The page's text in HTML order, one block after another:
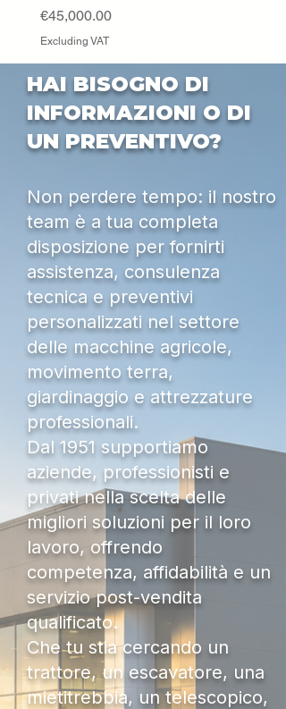
Price
€45,000.00
Excluding VAT
HAI BISOGNO DI
INFORMAZIONI O DI
UN PREVENTIVO?
Non perdere tempo: il nostro
team è a tua completa
disposizione per fornirti
assistenza, consulenza
tecnica e preventivi
personalizzati nel settore
delle macchine agricole,
movimento terra,
giardinaggio e attrezzature
professionali.
Dal 1951 supportiamo
aziende, professionisti e
privati nella scelta delle
migliori soluzioni per il loro
lavoro, offrendo
competenza, affidabilità e un
servizio post-vendita
qualificato.
Che tu stia cercando un
trattore, un escavatore, una
mietitrebbia, un telescopico,